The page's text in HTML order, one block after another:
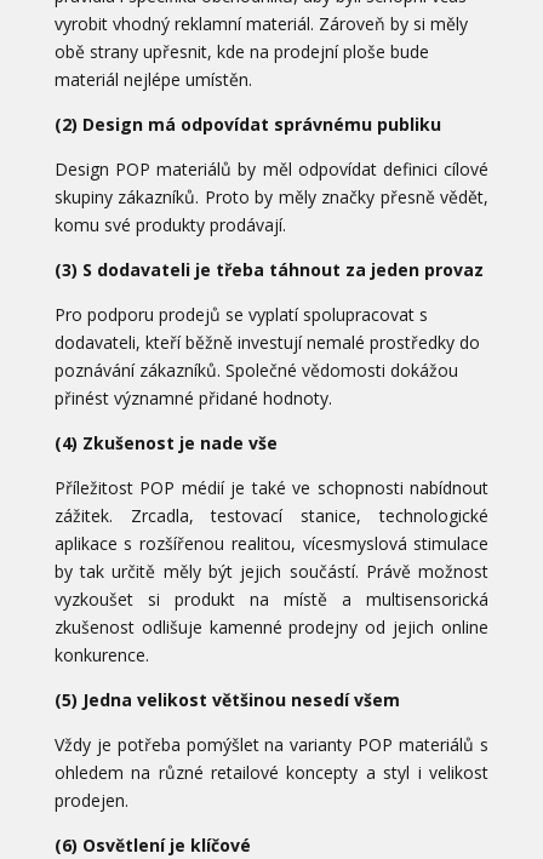
vyrobit vhodný reklamní materiál. Zároveň by si měly
obě strany upřesnit, kde na prodejní ploše bude
materiál nejlépe umístěn.
(2) Design má odpovídat správnému publiku
Design POP materiálů by měl odpovídat definici cílové
skupiny zákazníků. Proto by měly značky přesně vědět,
komu své produkty prodávají.
(3) S dodavateli je třeba táhnout za jeden provaz
Pro podporu prodejů se vyplatí spolupracovat s
dodavateli, kteří běžně investují nemalé prostředky do
poznávání zákazníků. Společné vědomosti dokážou
přinést významné přidané hodnoty.
(4) Zkušenost je nade vše
Příležitost POP médií je také ve schopnosti nabídnout
zážitek. Zrcadla, testovací stanice, technologické
aplikace s rozšířenou realitou, vícesmyslová stimulace
by tak určitě měly být jejich součástí. Právě možnost
vyzkoušet si produkt na místě a multisensorická
zkušenost odlišuje kamenné prodejny od jejich online
konkurence.
(5) Jedna velikost většinou nesedí všem
Vždy je potřeba pomýšlet na varianty POP materiálů s
ohledem na různé retailové koncepty a styl i velikost
prodejen.
(6) Osvětlení je klíčové